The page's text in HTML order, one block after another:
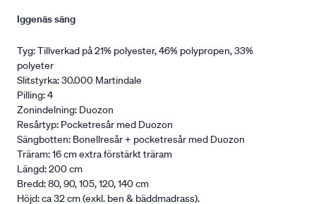
Iggenäs säng
Tyg: Tillverkad på 21% polyester, 46% polypropen, 33%
polyeter
Slitstyrka: 30.000 Martindale
Pilling: 4
Zonindelning: Duozon
Resårtyp: Pocketresår med Duozon
Sängbotten: Bonellresår + pocketresår med Duozon
Träram: 16 cm extra förstärkt träram
Längd: 200 cm
Bredd: 80, 90, 105, 120, 140 cm
Höjd: ca 32 cm (exkl. ben & bäddmadrass).